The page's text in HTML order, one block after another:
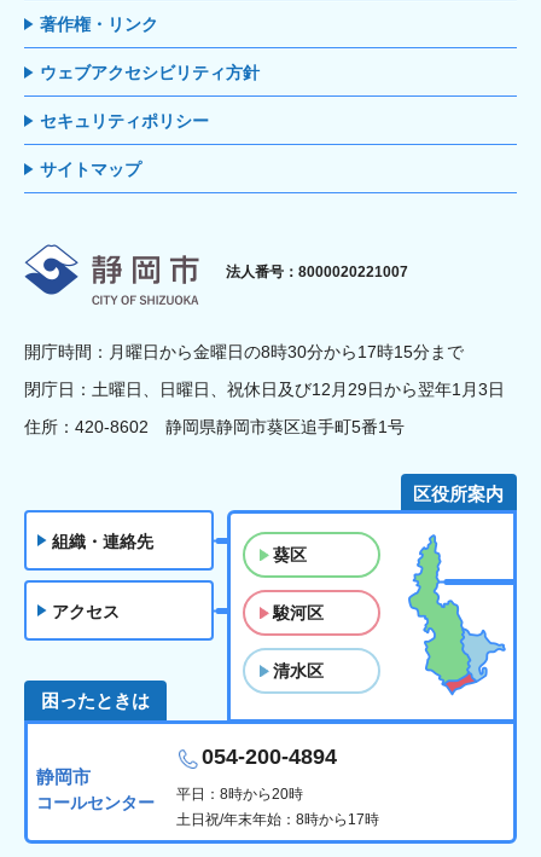
著作権・リンク
ウェブアクセシビリティ方針
セキュリティポリシー
サイトマップ
静岡市
法人番号：8000020221007
開庁時間：月曜日から金曜日の8時30分から17時15分まで
閉庁日：土曜日、日曜日、祝休日及び12月29日から翌年1月3日
住所：420-8602 静岡県静岡市葵区追手町5番1号
組織・連絡先
アクセス
区役所案内
葵区
駿河区
清水区
困ったときは
静岡市
コールセンター
054-200-4894
平日：8時から20時
土日祝/年末年始：8時から17時